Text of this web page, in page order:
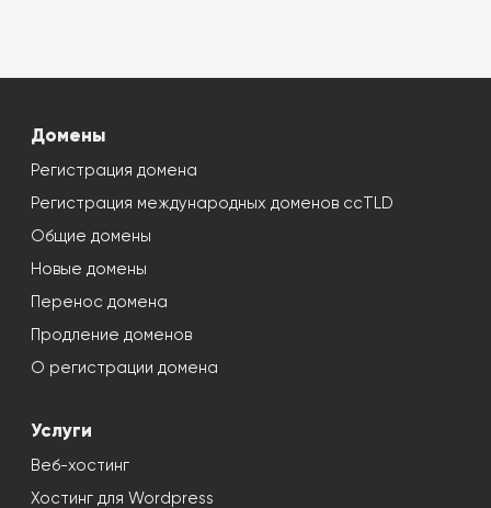
Домены
Регистрация домена
Регистрация международных доменов ccTLD
Общие домены
Новые домены
Перенос домена
Продление доменов
О регистрации домена
Услуги
Веб-хостинг
Хостинг для Wordpress